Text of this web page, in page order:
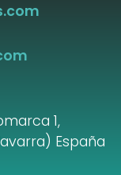
1,
España